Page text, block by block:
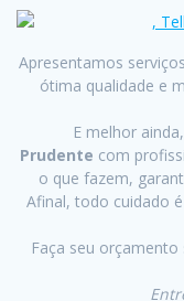
Apresentamos
ótima qualidade e
E melhor
Prudente com
o que fazem,
Afinal, todo cuidado
Faça seu